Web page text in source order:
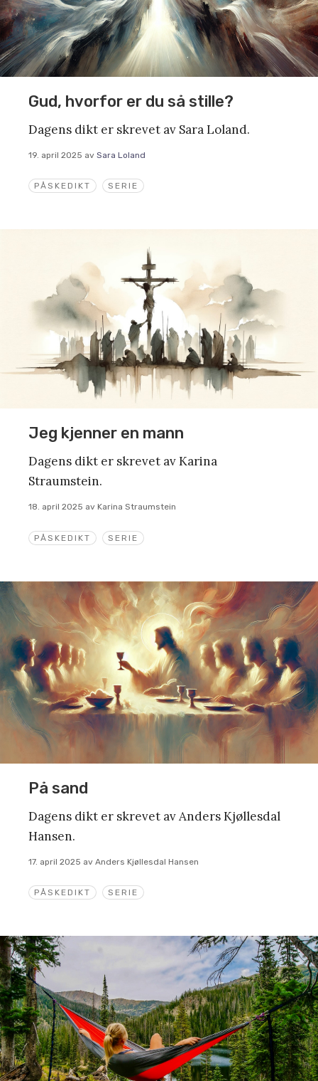
PÅSKEDIKT SERIE
Gud, hvorfor er du så stille?
Dagens dikt er skrevet av Sara Loland.
19. april 2025 av Sara Loland
PÅSKEDIKT SERIE
Jeg kjenner en mann
Dagens dikt er skrevet av Karina
Straumstein.
18. april 2025 av Karina Straumstein
PÅSKEDIKT SERIE
På sand
Dagens dikt er skrevet av Anders Kjøllesdal
Hansen.
17. april 2025 av Anders Kjøllesdal Hansen